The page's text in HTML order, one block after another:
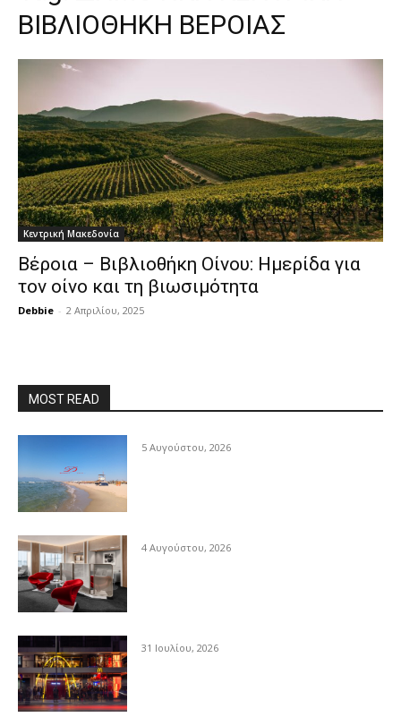
ΒΙΒΛΙΟΘΗΚΗ ΒΕΡΟΙΑΣ
Κεντρική Μακεδονία
Βέροια – Βιβλιοθήκη Οίνου: Ημερίδα για
τον οίνο και τη βιωσιμότητα
Debbie - 2 Απριλίου, 2025
MOST READ
5 Αυγούστου, 2026
4 Αυγούστου, 2026
31 Ιουλίου, 2026